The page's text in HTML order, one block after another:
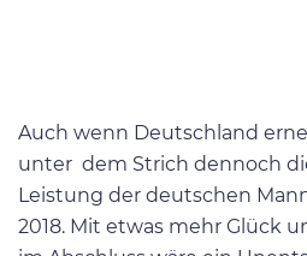
Auch wenn Deutschland
unter dem Strich dennoch
Leistung der deutschen
2018. Mit etwas mehr Glück